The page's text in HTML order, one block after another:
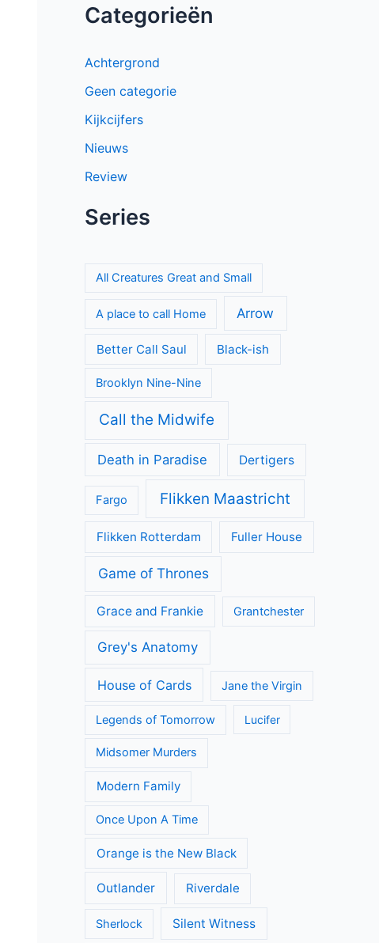
Categorieën
Achtergrond
Geen categorie
Kijkcijfers
Nieuws
Review
Series
All Creatures Great and Small
A place to call Home Arrow
Better Call Saul Black-ish
Brooklyn Nine-Nine
Call the Midwife
Death in Paradise Dertigers
Fargo Flikken Maastricht
Flikken Rotterdam Fuller House
Game of Thrones
Grace and Frankie Grantchester
Grey's Anatomy
House of Cards Jane the Virgin
Legends of Tomorrow Lucifer
Midsomer Murders
Modern Family
Once Upon A Time
Orange is the New Black
Outlander Riverdale
Sherlock Silent Witness